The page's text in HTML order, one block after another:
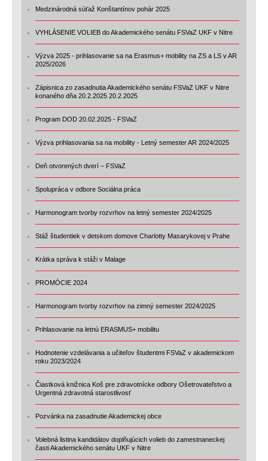
Medzinárodná súťaž Konštantínov pohár 2025
VYHLÁSENIE VOLIEB do Akademického senátu FSVaZ UKF v Nitre
Výzva 2025 - prihlasovanie sa na Erasmus+ mobility na ZS a LS v AR
2025/2026
Zápisnica zo zasadnutia Akademického senátu FSVaZ UKF v Nitre
konaného dňa 20.2.2025 20.2.2025
Program DOD 20.02.2025 - FSVaZ
Výzva prihlasovania sa na mobility - Letný semester AR 2024/2025
Deň otvorených dverí – FSVaZ
Spolupráca v odbore Sociálna práca
Harmonogram tvorby rozvrhov na letný semester 2024/2025
Stáž študentiek v detskom domove Charlotty Masarykovej v Prahe
Krátka správa k stáži v Malage
PROMÓCIE 2024
Harmonogram tvorby rozvrhov na zimný semester 2024/2025
Prihlasovanie na letnú ERASMUS+ mobilitu
Hodnotenie vzdelávania a učiteľov študentmi FSVaZ v akademickom
roku 2023/2024
Čiastková knižnica Koš pre zdravotnícke odbory Ošetrovateľstvo a
Urgentná zdravotná starostlivosť
Pozvánka na zasadnutie Akademickej obce
Volebná listina kandidátov doplňujúcich volieb do zamestnaneckej
časti Akademického senátu UKF v Nitre